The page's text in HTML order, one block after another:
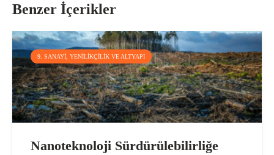
Benzer İçerikler
9. SANAYI, YENILIKÇILIK VE ALTYAPI
Nanoteknoloji Sürdürülebilirliğe